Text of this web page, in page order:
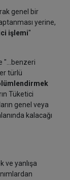
genel bir
yerine,
işlemi"
"...benzeri
türlü
Tüketici
genel veya
kalacağı
ve yanlışa